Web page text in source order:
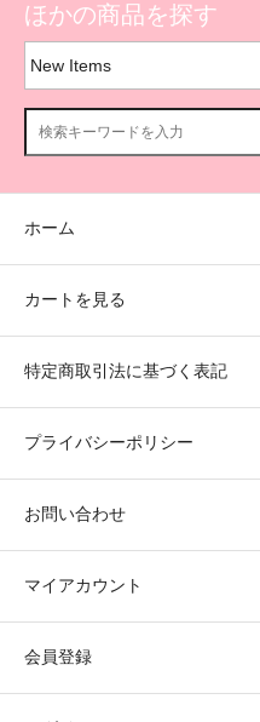
ほかの商品を探す
ホーム
カートを見る
特定商取引法に基づく表記
プライバシーポリシー
お問い合わせ
マイアカウント
会員登録